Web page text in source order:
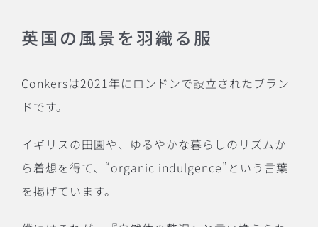
英国の風景を羽織る服
Conkersは2021年にロンドンで設立されたブラン
ドです。
イギリスの田園や、ゆるやかな暮らしのリズムか
ら着想を得て、“organic indulgence”という言葉
を掲げています。